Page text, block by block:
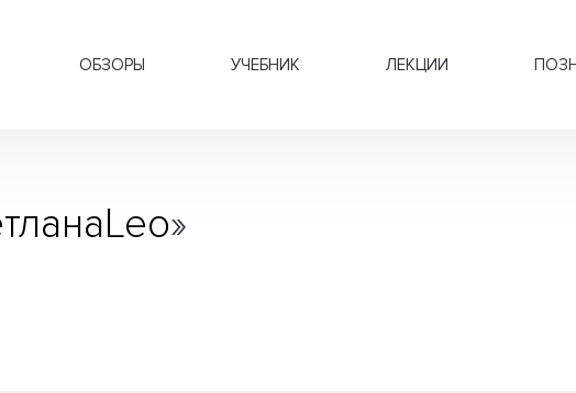
ОБЗОРЫ УЧЕБНИК ЛЕКЦИИ
»